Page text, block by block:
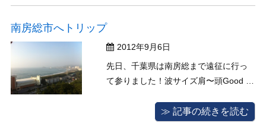
ちろん我が子です。毎日楽しみで眠れ
ない日が続いています。
南房総市へトリップ
2012年9月6日
先日、千葉県は南房総まで遠征に行っ
て参りました！波サイズ肩〜頭Good 写
屋から撮った写真です！うねりが入っ
≫ 記事の続きを読む